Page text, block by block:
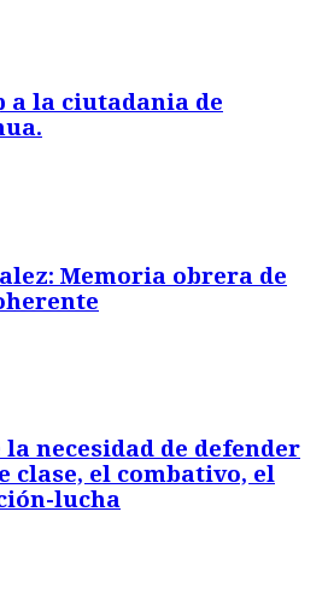
a la ciutadania de
Memoria obrera de
necesidad de defender
clase, el combativo, el
lucha